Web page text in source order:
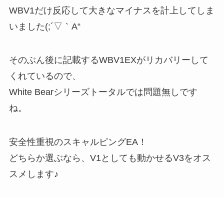
WBV1だけ反応して大きなマイナスを計上してしま
いました(;´▽｀A“
そのぶん後に記載するWBV1EXがリカバリーして
くれているので、
White Bearシリーズトータルでは問題無しです
ね。
安全性重視のスキャルピングEA！
どちらか選ぶなら、V1としても動かせるV3をオス
スメします♪